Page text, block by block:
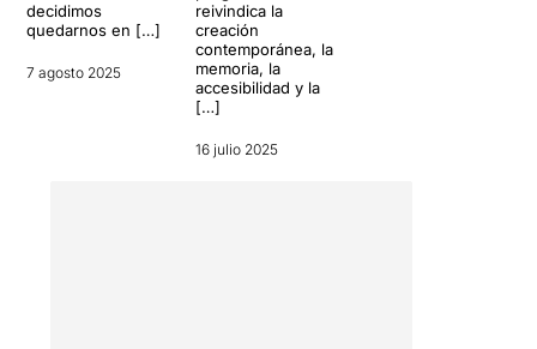
decidimos
quedarnos en […]
7 agosto 2025
reivindica la
creación
contemporánea, la
memoria, la
accesibilidad y la
[…]
16 julio 2025